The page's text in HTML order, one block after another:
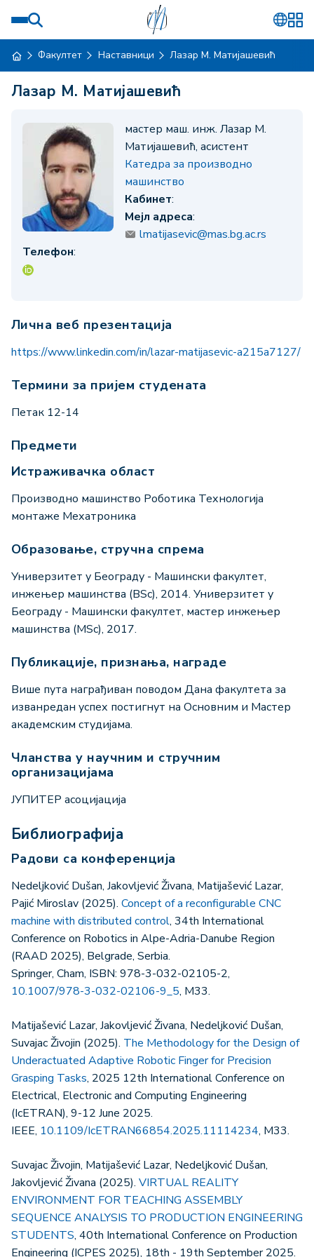
Факултет Наставници Лазар М. Матијашевић
Лазар М. Матијашевић
мастер маш. инж. Лазар М.
Матијашевић, асистент
Катедра за производно
машинство
Кабинет:
Мејл адреса:
lmatijasevic@mas.bg.ac.rs
Телефон:
Лична веб презентација
https://www.linkedin.com/in/lazar-matijasevic-a215a7127/
Термини за пријем студената
Петак 12-14
Предмети
Истраживачка област
Производно машинство Роботика Технологија
монтаже Мехатроника
Образовање, стручна спрема
Универзитет у Београду - Машински факултет,
инжењер машинства (BSc), 2014. Универзитет у
Београду - Машински факултет, мастер инжењер
машинства (MSc), 2017.
Публикације, признања, награде
Више пута награђиван поводом Дана факултета за
изванредан успех постигнут на Основним и Мастер
академским студијама.
Чланства у научним и стручним
организацијама
ЈУПИТЕР асоцијација
Библиографија
Радови са конференција
Nedeljković Dušan, Jakovljević Živana, Matijašević Lazar,
Pajić Miroslav (2025). Concept of a reconfigurable CNC
machine with distributed control, 34th International
Conference on Robotics in Alpe-Adria-Danube Region
(RAAD 2025), Belgrade, Serbia.
Springer, Cham, ISBN: 978-3-032-02105-2,
10.1007/978-3-032-02106-9_5, M33.
Matijašević Lazar, Jakovljević Živana, Nedeljković Dušan,
Suvajac Živojin (2025). The Methodology for the Design of
Underactuated Adaptive Robotic Finger for Precision
Grasping Tasks, 2025 12th International Conference on
Electrical, Electronic and Computing Engineering
(IcETRAN), 9-12 June 2025.
IEEE, 10.1109/IcETRAN66854.2025.11114234, M33.
Suvajac Živojin, Matijašević Lazar, Nedeljković Dušan,
Jakovljević Živana (2025). VIRTUAL REALITY
ENVIRONMENT FOR TEACHING ASSEMBLY
SEQUENCE ANALYSIS TO PRODUCTION ENGINEERING
STUDENTS, 40th International Conference on Production
Engineering (ICPES 2025), 18th - 19th September 2025.